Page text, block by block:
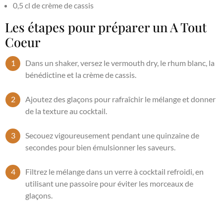
0,5 cl de crème de cassis
Les étapes pour préparer un A Tout
Coeur
Dans un shaker, versez le vermouth dry, le rhum blanc, la
bénédictine et la crème de cassis.
Ajoutez des glaçons pour rafraîchir le mélange et donner
de la texture au cocktail.
Secouez vigoureusement pendant une quinzaine de
secondes pour bien émulsionner les saveurs.
Filtrez le mélange dans un verre à cocktail refroidi, en
utilisant une passoire pour éviter les morceaux de
glaçons.